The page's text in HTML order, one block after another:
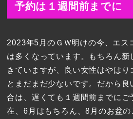
予約は１週間前までに
2023年5月のＧＷ明けの今、エス
は多くなっています。もちろん新
きていますが、良い女性はやはり
とまだまだ少ないです。だから良
合は、遅くても１週間前までにご
在、6月はもちろん、8月のお盆